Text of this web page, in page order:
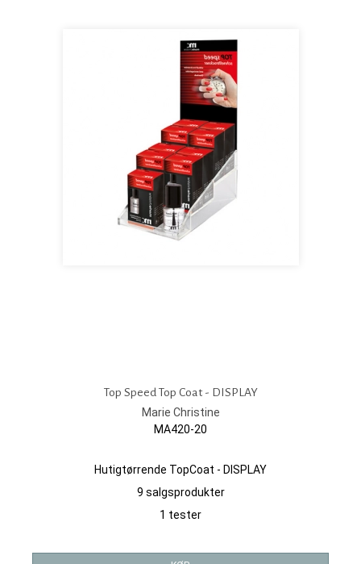
Top Speed Top Coat - DISPLAY
Marie Christine
MA420-20
Hutigtørrende TopCoat - DISPLAY
9 salgsprodukter
1 tester